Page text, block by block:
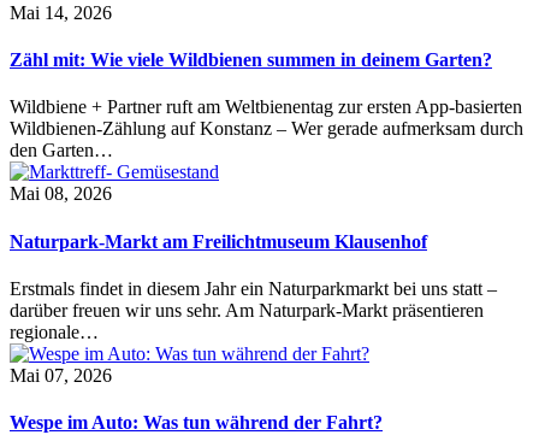
Mai 14, 2026
Zähl mit: Wie viele Wildbienen summen in deinem Garten?
Wildbiene + Partner ruft am Weltbienentag zur ersten App-basierten
Wildbienen-Zählung auf Konstanz – Wer gerade aufmerksam durch
den Garten…
Mai 08, 2026
Naturpark-Markt am Freilichtmuseum Klausenhof
Erstmals findet in diesem Jahr ein Naturparkmarkt bei uns statt –
darüber freuen wir uns sehr. Am Naturpark-Markt präsentieren
regionale…
Mai 07, 2026
Wespe im Auto: Was tun während der Fahrt?